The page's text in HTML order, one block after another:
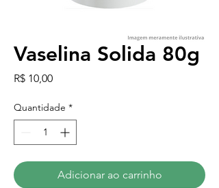
Vaselina Solida 80g
R$ 10,00Preço
Quantidade *
Adicionar ao carrinho